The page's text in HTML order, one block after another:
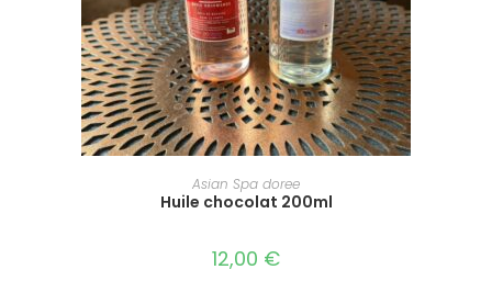
AJOUTER AU PANIER
Asian Spa doree
Huile chocolat 200ml
12,00 €